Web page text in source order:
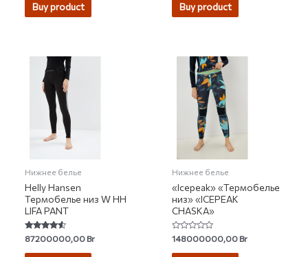
Buy product Buy product
Нижнее белье
Helly Hansen
Термобелье низ W HH
LIFA PANT
Rated
4.30
out of 5
87200000,00Br
Нижнее белье
«Icepeak» «Термобелье
низ» «ICEPEAK
CHASKA»
Rated
0
out
148000000,00Br